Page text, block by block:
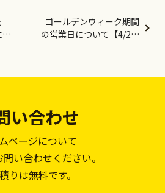
名
ゴールデンウィーク期間
の営業日について【4/27-
い合わせ
ページについて
い合わせください。
りは無料です。